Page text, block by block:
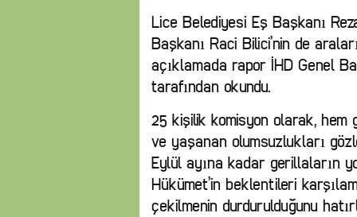
Lice Belediyesi Eş Başkanı
Başkanı Raci Bilici’nin de
açıklamada rapor İHD Genel
tarafından okundu.
25 kişilik komisyon olarak,
ve yaşanan olumsuzlukları
Eylül ayına kadar gerillaların
Hükümet’in beklentileri
çekilmenin durdurulduğunu